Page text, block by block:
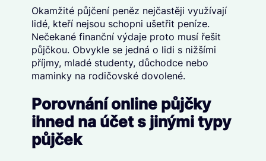
Okamžité půjčení peněz nejčastěji využívají
lidé, kteří nejsou schopni ušetřit peníze.
Nečekané finanční výdaje proto musí řešit
půjčkou. Obvykle se jedná o lidi s nižšími
příjmy, mladé studenty, důchodce nebo
maminky na rodičovské dovolené.
Porovnání online půjčky
ihned na účet s jinými typy
půjček